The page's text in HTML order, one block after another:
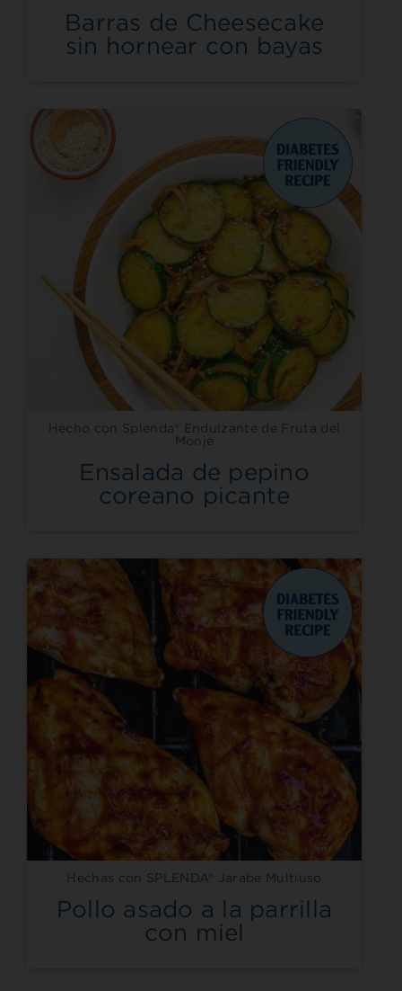
Barras de Cheesecake
sin hornear con bayas
Hecho con Splenda® Endulzante de Fruta del
Monje
Ensalada de pepino
coreano picante
Hechas con SPLENDA® Jarabe Multiuso
Pollo asado a la parrilla
con miel